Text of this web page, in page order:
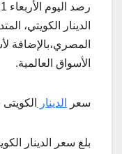
الدينار الكويتي،
المصري،بالإضافة
الأسواق العالمية.
سعر الدينار